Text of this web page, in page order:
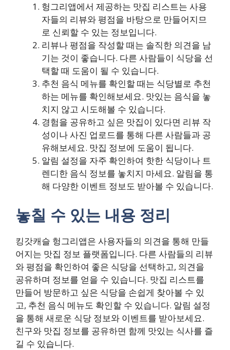
헝그리앱에서 제공하는 맛집 리스트는 사용
자들의 리뷰와 평점을 바탕으로 만들어지므
로 신뢰할 수 있는 정보입니다.
리뷰나 평점을 작성할 때는 솔직한 의견을 남
기는 것이 좋습니다. 다른 사람들이 식당을 선
택할 때 도움이 될 수 있습니다.
추천 음식 메뉴를 확인할 때는 식당별로 추천
하는 메뉴를 확인해보세요. 맛있는 음식을 놓
치지 않고 시도해볼 수 있습니다.
경험을 공유하고 싶은 맛집이 있다면 리뷰 작
성이나 사진 업로드를 통해 다른 사람들과 공
유해보세요. 맛집 정보에 도움이 됩니다.
알림 설정을 자주 확인하여 핫한 식당이나 트
렌디한 음식 정보를 놓치지 마세요. 알림을 통
해 다양한 이벤트 정보도 받아볼 수 있습니다.
놓칠 수 있는 내용 정리
킹갓캐슬 헝그리앱은 사용자들의 의견을 통해 만들
어지는 맛집 정보 플랫폼입니다. 다른 사람들의 리뷰
와 평점을 확인하여 좋은 식당을 선택하고, 의견을
공유하며 정보를 얻을 수 있습니다. 맛집 리스트를
만들어 방문하고 싶은 식당을 손쉽게 찾아볼 수 있
고, 추천 음식 메뉴도 확인할 수 있습니다. 알림 설정
을 통해 새로운 식당 정보와 이벤트를 받아보세요.
친구와 맛집 정보를 공유하면 함께 맛있는 식사를 즐
길 수 있습니다.